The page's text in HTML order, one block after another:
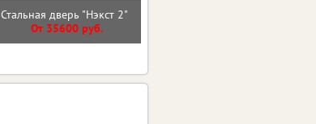
Стальная дверь "Нэкст 2"
От 35600 руб.